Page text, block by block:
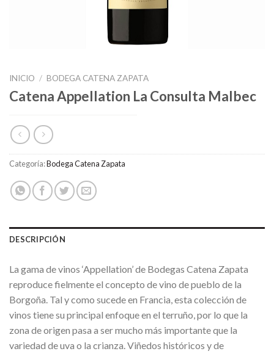
INICIO / BODEGA CATENA ZAPATA
Catena Appellation La Consulta Malbec
Categoría:Bodega Catena Zapata
DESCRIPCIÓN
La gama de vinos ‘Appellation’ de Bodegas Catena Zapata
reproduce fielmente el concepto de vino de pueblo de la
Borgoña. Tal y como sucede en Francia, esta colección de
vinos tiene su principal enfoque en el terruño, por lo que la
zona de origen pasa a ser mucho más importante que la
variedad de uva o la crianza. Viñedos históricos y de